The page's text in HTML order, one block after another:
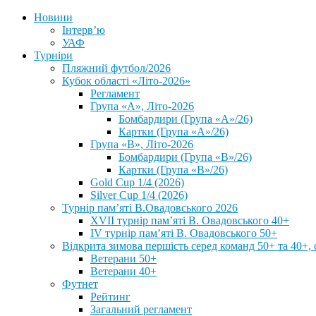
Новини
Інтерв’ю
УАФ
Турніри
Пляжний футбол/2026
Кубок області «Літо-2026»
Регламент
Група «А», Літо-2026
Бомбардири (Група «А»/26)
Картки (Група «А»/26)
Група «В», Літо-2026
Бомбардири (Група «В»/26)
Картки (Група «В»/26)
Gold Cup 1/4 (2026)
Silver Cup 1/4 (2026)
Турнір пам’яті В.Овадовського 2026
XVII турнір пам’яті В. Овадовського 40+
IV турнір пам’яті В. Овадовського 50+
Відкрита зимова першість серед команд 50+ та 40+,
Ветерани 50+
Ветерани 40+
Футнет
Рейтинг
Загальний регламент